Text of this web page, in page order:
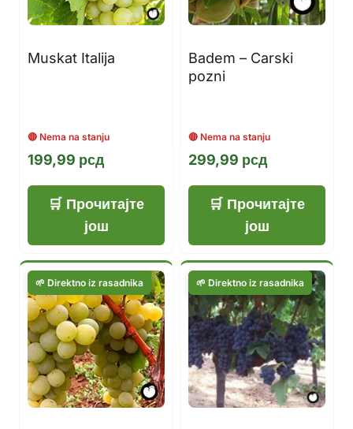
Muskat Italija
199,99 рсд
Прочитајте
још
Badem – Carski
pozni
299,99 рсд
Прочитајте
још